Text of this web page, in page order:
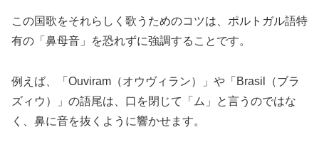
この国歌をそれらしく歌うためのコツは、ポルトガル語特
有の「鼻母音」を恐れずに強調することです。
例えば、「Ouviram（オウヴィラン）」や「Brasil（ブラ
ズィウ）」の語尾は、口を閉じて「ム」と言うのではな
く、鼻に音を抜くように響かせます。